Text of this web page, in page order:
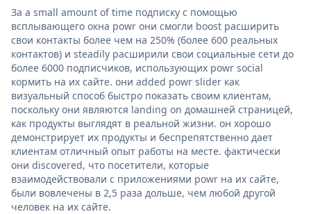
За a small amount of time подписку с помощью
всплывающего окна powr они смогли boost расширить
свои контакты более чем на 250% (более 600 реальных
контактов) и steadily расширили свои социальные сети до
более 6000 подписчиков, использующих powr social
кормить на их сайте. они added powr slider как
визуальный способ быстро показать своим клиентам,
поскольку они являются landing on домашней страницей,
как продукты выглядят в реальной жизни. он хорошо
демонстрирует их продукты и беспрепятственно дает
клиентам отличный опыт работы на месте. фактически
они discovered, что посетители, которые
взаимодействовали с приложениями powr на их сайте,
были вовлечены в 2,5 раза дольше, чем любой другой
человек на их сайте.